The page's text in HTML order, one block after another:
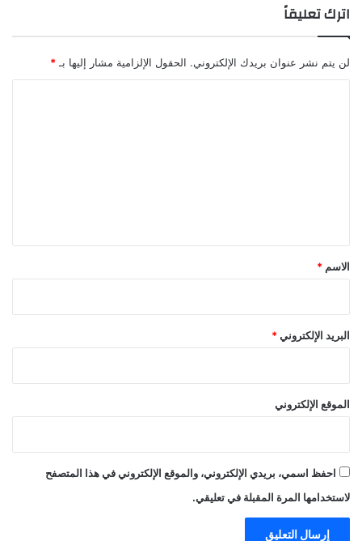
اترك تعليقاً
لن يتم نشر عنوان بريدك الإلكتروني. الحقول الإلزامية مشار إليها بـ *
*
الاسم *
البريد الإلكتروني *
الموقع الإلكتروني
احفظ اسمي، بريدي الإلكتروني، والموقع الإلكتروني في هذا المتصفح
لاستخدامها المرة المقبلة في تعليقي.